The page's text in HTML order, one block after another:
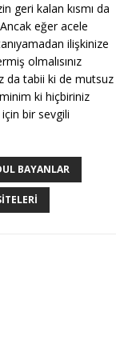
geri kalan kısmı da
eğer acele
ilişkinize
olmalısınız
da tabii ki de mutsuz
ki hiçbiriniz
bir sevgili
BAYANLAR